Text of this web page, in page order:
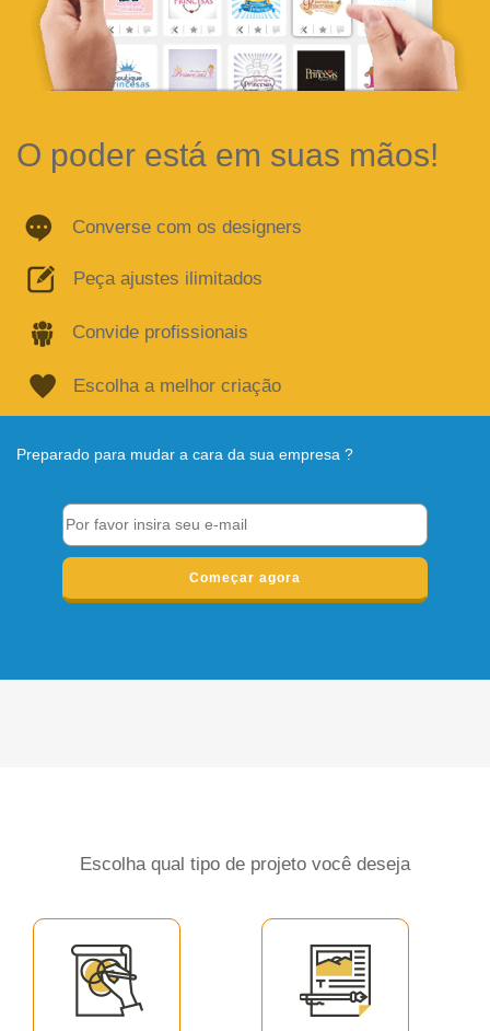
O poder está em suas mãos!
Converse com os designers
Peça ajustes ilimitados
Convide profissionais
Escolha a melhor criação
Preparado para mudar a cara da sua empresa ?
Começar agora
Escolha qual tipo de projeto você deseja